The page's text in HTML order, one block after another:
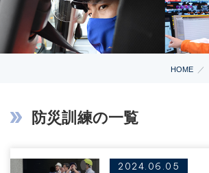
HOME
防災訓練の一覧
2024.06.05